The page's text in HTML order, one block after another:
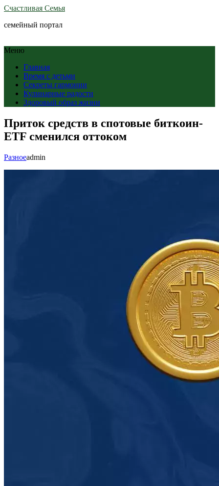
Счастливая Семья
семейный портал
Меню
Главная
Время с детьми
Секреты гармонии
Кулинарные радости
Здоровый образ жизни
Приток средств в спотовые биткоин-
ETF сменился оттоком
Разноеadmin